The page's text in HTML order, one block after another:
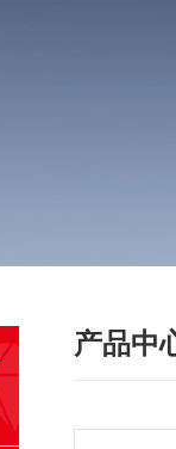
产品中